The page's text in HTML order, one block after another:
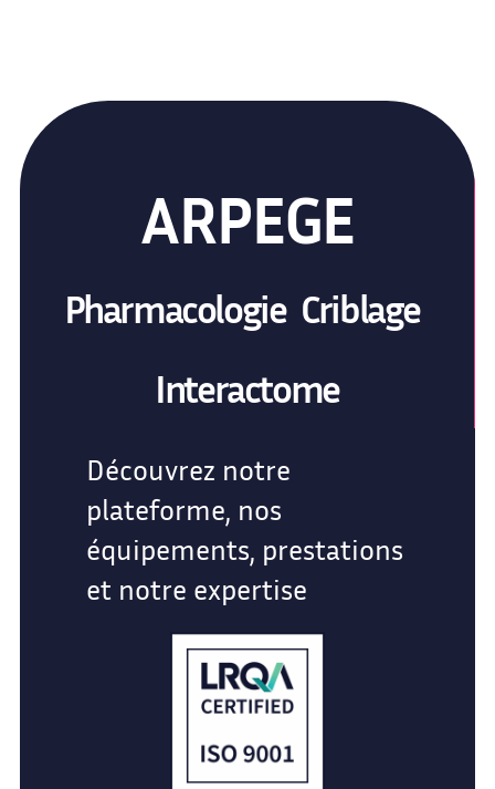
ARPEGE
Pharmacologie Criblage
Interactome
Découvrez notre
plateforme, nos
équipements, prestations
et notre expertise